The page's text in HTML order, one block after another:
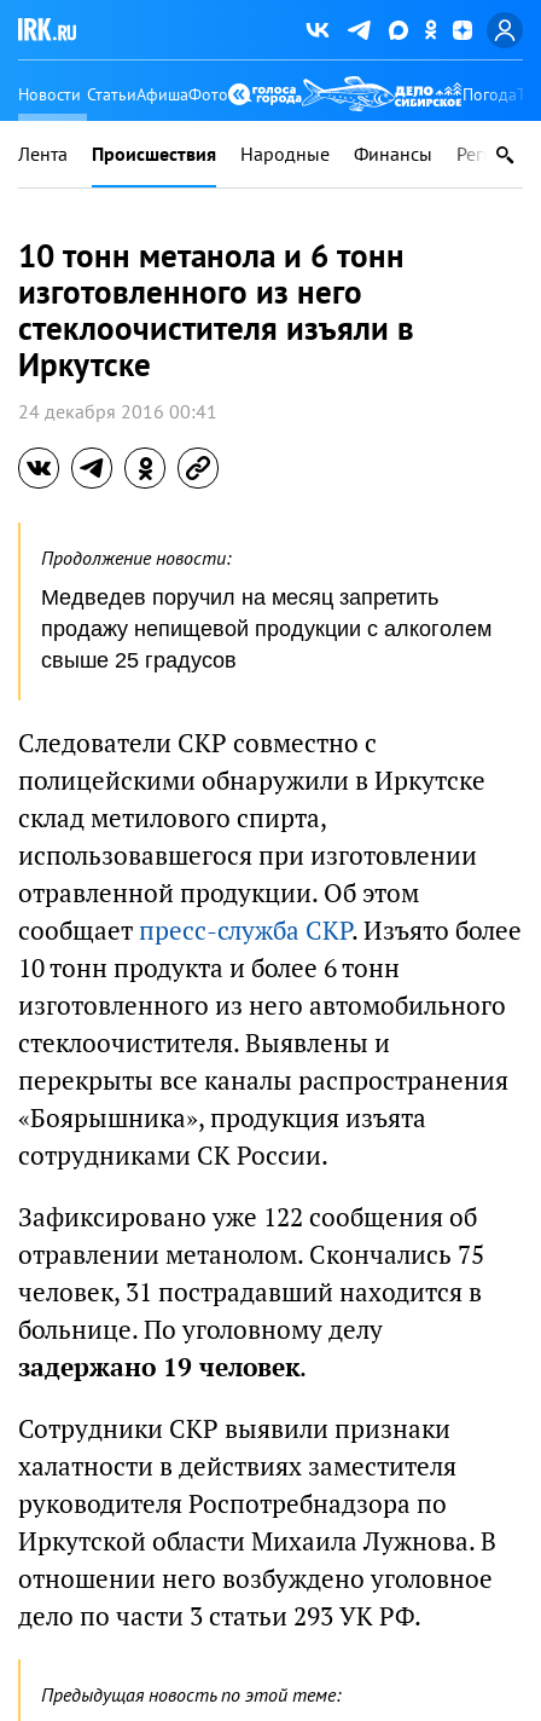
Новости СтатьиАфишаФото Погода
Лента Происшествия Народные Финансы Регионы
10 тонн метанола и 6 тонн
изготовленного из него
стеклоочистителя изъяли в
Иркутске
24 декабря 2016 00:41
Продолжение новости:
Медведев поручил на месяц запретить
продажу непищевой продукции с алкоголем
свыше 25 градусов
Следователи СКР совместно с
полицейскими обнаружили в Иркутске
склад метилового спирта,
использовавшегося при изготовлении
отравленной продукции. Об этом
сообщаетпресс-служба СКР. Изъято более
10 тонн продукта и более 6 тонн
изготовленного из него автомобильного
стеклоочистителя. Выявлены и
перекрыты все каналы распространения
«Боярышника», продукция изъята
сотрудниками СК России.
Зафиксировано уже 122 сообщения об
отравлении метанолом. Скончались 75
человек, 31 пострадавший находится в
больнице. По уголовному делу
задержано 19 человек.
Сотрудники СКР выявили признаки
халатности в действиях заместителя
руководителя Роспотребнадзора по
Иркутской области Михаила Лужнова. В
отношении него возбуждено уголовное
дело по части 3 статьи 293 УК РФ.
Предыдущая новость по этой теме: